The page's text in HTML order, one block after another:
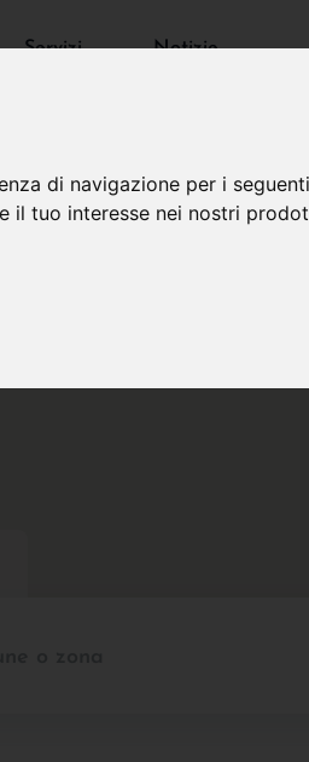
di navigazione per i
il tuo interesse nei nostri
Servizi Notizie